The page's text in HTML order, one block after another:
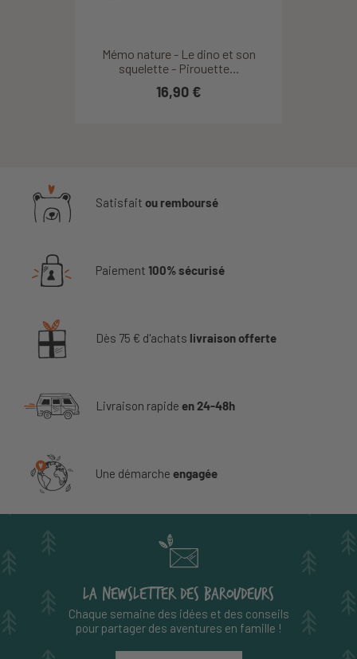
Mémo nature - Le dino et son
squelette - Pirouette...
16,90 €
Satisfait ou remboursé
Paiement 100% sécurisé
Dès 75 € d'achats livraison offerte
Livraison rapide en 24-48h
Une démarche engagée
LA NEWSLETTER DES BAROUDEURS
Chaque semaine des idées et des conseils
pour partager des aventures en famille !